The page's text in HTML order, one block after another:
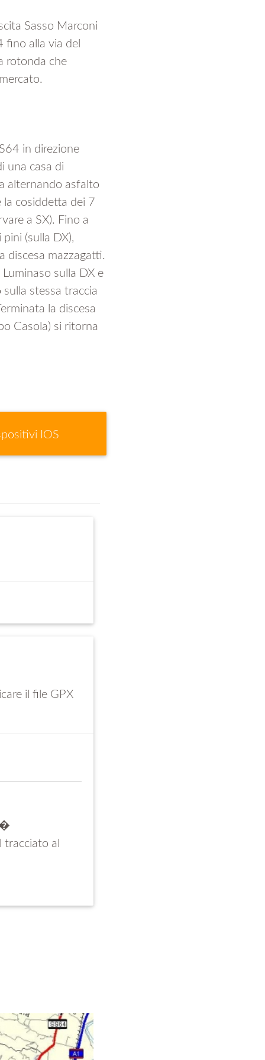
Sasso Marconi
fino alla via del
rotonda che
in direzione
una casa di
alternando asfalto
cosiddetta dei 7
a SX). Fino a
(sulla DX),
mazzagatti.
sulla DX e
stessa traccia
la discesa
Casola) si ritorna
IOS
il file GPX
al